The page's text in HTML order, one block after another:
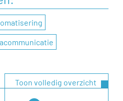
Toon volledig overzicht